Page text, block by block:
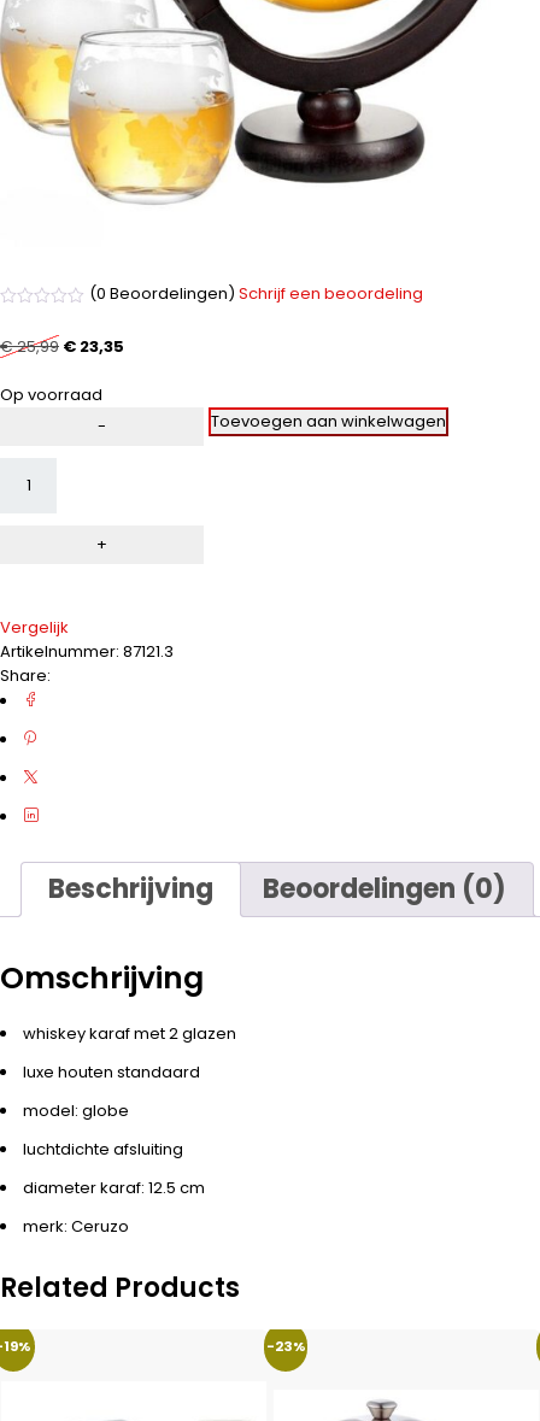
uit
(0 Beoordelingen)Schrijf een beoordeling
€25,99 € 23,35
Op voorraad
Toevoegen aan winkelwagen
Vergelijk
Artikelnummer: 87121.3
Share:
Beschrijving Beoordelingen (0)
Omschrijving
whiskey karaf met 2 glazen
luxe houten standaard
model: globe
luchtdichte afsluiting
diameter karaf: 12.5 cm
merk: Ceruzo
Related Products
-23%